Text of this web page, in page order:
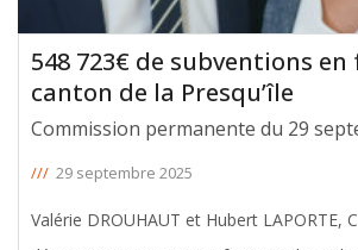
548 723€ de subventions
canton de la Presqu’île
Commission permanente du 29
/// 29 septembre 2025
Valérie DROUHAUT et Hubert LAPORTE,